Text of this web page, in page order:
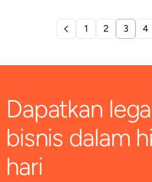
1 2 3 4
Dapatkan
bisnis dalam
hari